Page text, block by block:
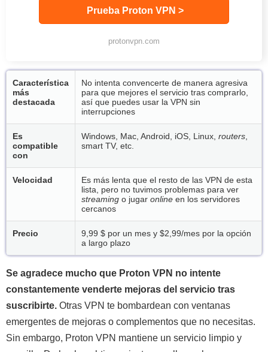
Prueba Proton VPN >
protonvpn.com
Característica
más
destacada
No intenta convencerte de manera agresiva
para que mejores el servicio tras comprarlo,
así que puedes usar la VPN sin
interrupciones
Es
compatible
con
Windows, Mac, Android, iOS, Linux, routers
smart TV, etc.
Velocidad
Es más lenta que el resto de las VPN de esta
lista, pero no tuvimos problemas para ver
streaming o jugar online en los servidores
cercanos
Precio 9,99 $ por un mes y $2,99/mes por la opción
a largo plazo
Se agradece mucho que Proton VPN no intente
constantemente venderte mejoras del servicio tras
suscribirte. Otras VPN te bombardean con ventanas
emergentes de mejoras o complementos que no necesitas.
Sin embargo, Proton VPN mantiene un servicio limpio y